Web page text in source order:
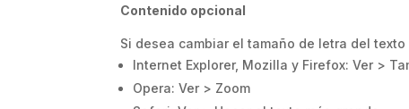
Contenido opcional
Si desea cambiar el tamaño de letra del
Internet Explorer, Mozilla y Firefox: Ver >
Opera: Ver > Zoom